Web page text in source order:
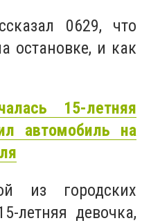
0629, что
остановке, и как
15-летняя
автомобиль на
из городских
летняя девочка,